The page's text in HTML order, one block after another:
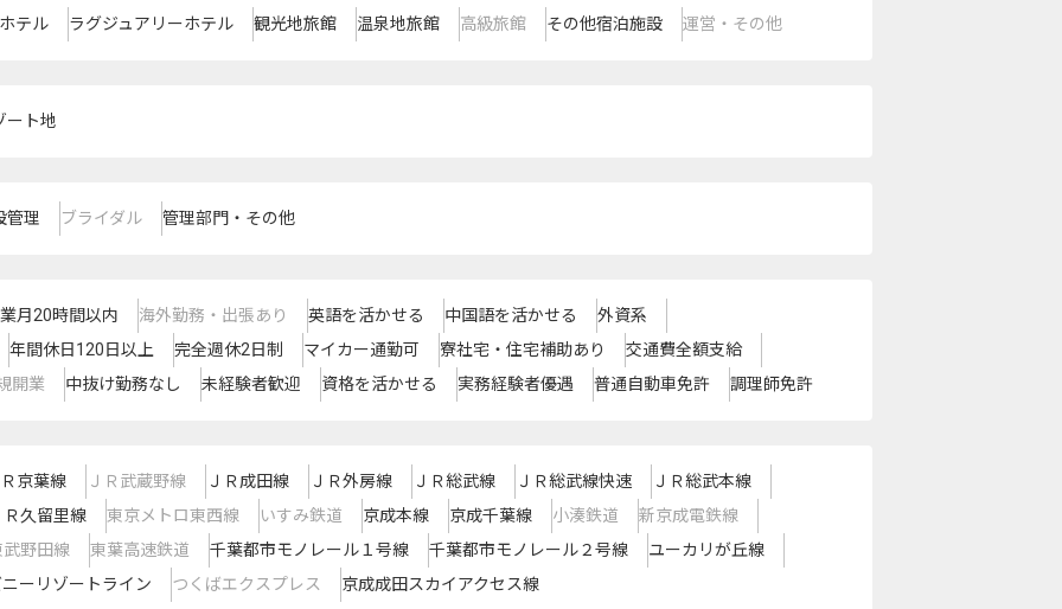
テル ラグジュアリーホテル 観光地旅館 温泉地旅館 高級旅館 その他宿泊施設 運営・その他
ート地
管理 ブライダル 管理部門・その他
月20時間以内 海外勤務・出張あり 英語を活かせる 中国語を活かせる
外資系
年間休日120日以上 完全週休2日制 マイカー通勤可 寮社宅・住宅補助あり
交通費全額支給
開業 中抜け勤務なし 未経験者歓迎 資格を活かせる 実務経験者優遇 普通自動車免許 調理師免許
Ｒ京葉線 ＪＲ武蔵野線 ＪＲ成田線 ＪＲ外房線 ＪＲ総武線 ＪＲ総武線快速
ＪＲ総武本線
Ｒ久留里線 東京メトロ東西線 いすみ鉄道 京成本線 京成千葉線 小湊鉄道
新京成電鉄線
武野田線 東葉高速鉄道 千葉都市モノレール１号線 千葉都市モノレール２号線
ユーカリが丘線
ニーリゾートライン つくばエクスプレス 京成成田スカイアクセス線